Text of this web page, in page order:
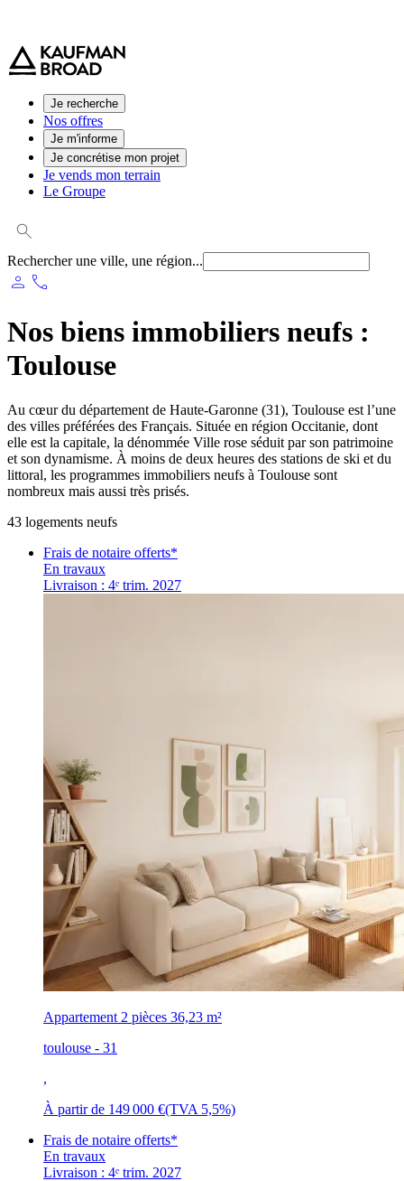
Je recherche
Nos offres
Je m'informe
Je concrétise mon projet
Je vends mon terrain
Le Groupe
Rechercher une ville, une région...
person phone
Nos biens immobiliers neufs :
Toulouse
Au cœur du département de Haute-Garonne (31), Toulouse est l’une
des villes préférées des Français. Située en région Occitanie, dont
elle est la capitale, la dénommée Ville rose séduit par son patrimoine
et son dynamisme. À moins de deux heures des stations de ski et du
littoral, les programmes immobiliers neufs à Toulouse sont
nombreux mais aussi très prisés.
43 logements neufs
Frais de notaire offerts*
En travaux
Livraison : 4ᵉ trim. 2027
Appartement 2 pièces 36,23 m²
toulouse - 31
,
À partir de 149 000 €(TVA 5,5%)
Frais de notaire offerts*
En travaux
Livraison : 4ᵉ trim. 2027